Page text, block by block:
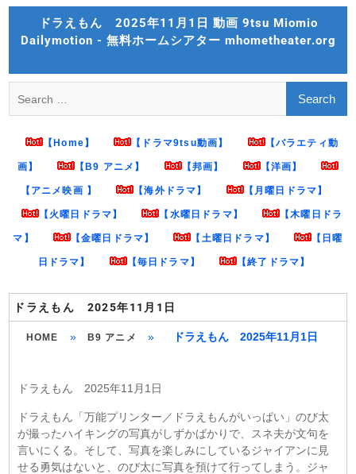
Skip
content
ドラえもん 2025年11月1日 動画 9tsu Miomio
Dailymotion - 無料ホームシアター mhometheater.org
for:
【Home】 【ドラマ9tsu動画】 【バラエティ動
画】 【B9 アニメ】 【邦画】 【洋画】
【アニメ映画 】 【海外ドラマ】 【月曜日ドラマ】
【火曜日ドラマ】 【水曜日ドラマ】 【木曜日ドラ
マ】 【金曜日ドラマ】 【土曜日ドラマ】 【日曜
日ドラマ】 【毎日ドラマ】 【終了ドラマ】
ドラえもん 2025年11月1日
HOME » B9 アニメ » ドラえもん 2025年11月1日
ドラえもん 2025年11月1日
ドラえもん「万能プリンター／ドラえもんがいっぱい」のび太
が撮ったハイキングの写真がしずかばかりで、スネ夫が文句を
言いにくる。そして、写真を楽しみにしているジャイアンに見
せる勇気はないと、のび太に写真を預けて行ってしまう。ジャ